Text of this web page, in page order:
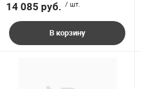
14 085 руб. / шт.
В корзину